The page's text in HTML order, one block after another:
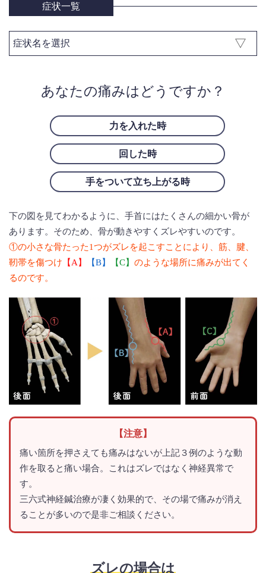
症状一覧
あなたの痛みはどうですか？
力を入れた時
回した時
手をついて立ち上がる時
下の図を見てわかるように、手首にはたくさんの細かい骨が
あります。そのため、骨が動きやすくズレやすいのです。
①の小さな骨たった1つがズレを起こすことにより、筋、腱、
靭帯を傷つけ 【A】 【B】 【C】 のような場所に痛みが出てく
るのです。
【注意】
痛い箇所を押さえても痛みはないが上記３例のような動
作を取ると痛い場合。これはズレではなく神経異常で
す。
三六式神経鍼治療が凄く効果的で、その場で痛みが消え
ることが多いので是非ご相談ください。
ズレの場合は